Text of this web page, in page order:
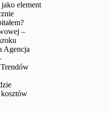
element
–
Agencja